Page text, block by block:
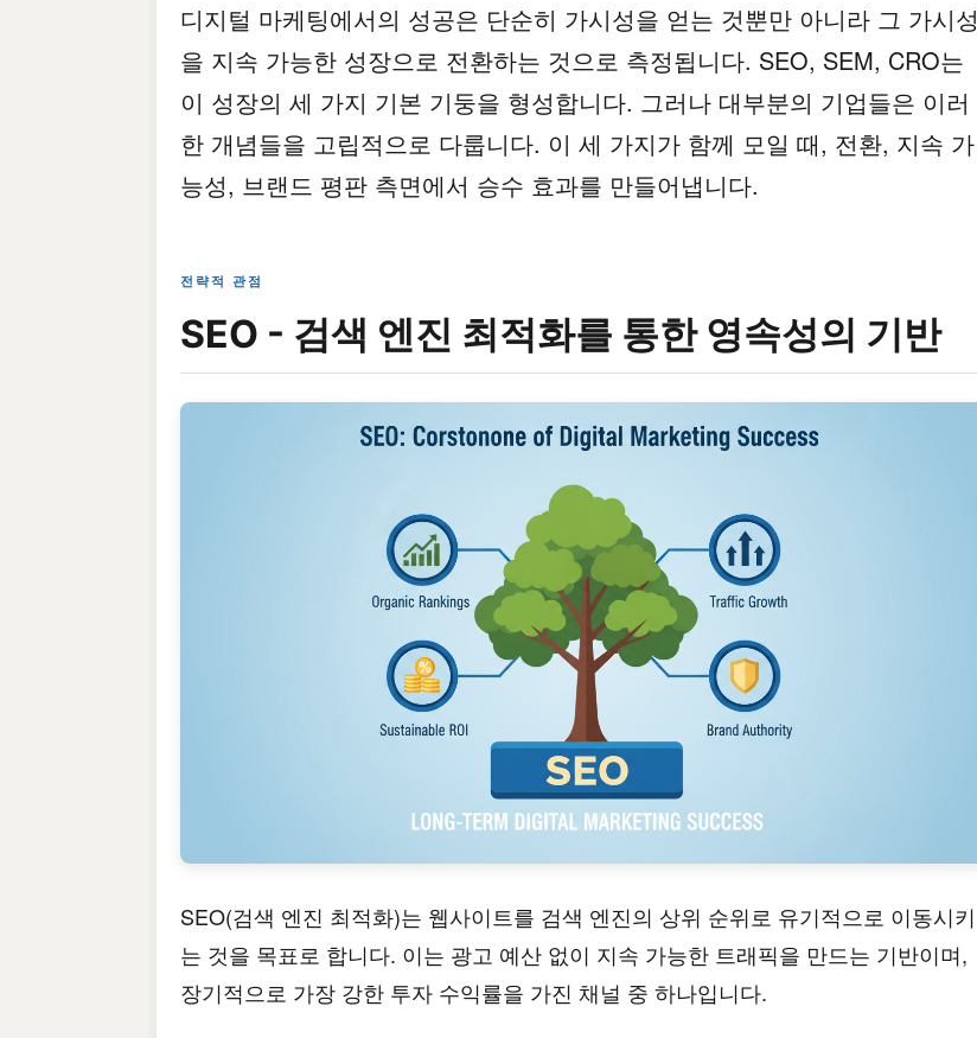
디지털 마케팅에서의 성공은 단순히 가시성을 얻는 것뿐만 아니라 그 가시성
을 지속 가능한 성장으로 전환하는 것으로 측정됩니다. SEO, SEM, CRO는
이 성장의 세 가지 기본 기둥을 형성합니다. 그러나 대부분의 기업들은 이러
한 개념들을 고립적으로 다룹니다. 이 세 가지가 함께 모일 때, 전환, 지속 가
능성, 브랜드 평판 측면에서 승수 효과를 만들어냅니다.
전략적 관점
SEO - 검색 엔진 최적화를 통한 영속성의 기반
SEO(검색 엔진 최적화)는 웹사이트를 검색 엔진의 상위 순위로 유기적으로 이동시키
는 것을 목표로 합니다. 이는 광고 예산 없이 지속 가능한 트래픽을 만드는 기반이며,
장기적으로 가장 강한 투자 수익률을 가진 채널 중 하나입니다.